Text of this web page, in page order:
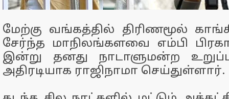
மேற்கு வங்கத்தில் திரிணமூல்
சேர்ந்த மாநிலங்களவை எம்பி
இன்று தனது நாடாளுமன்ற
அதிரடியாக ராஜிநாமா செய்துள்ளார்.